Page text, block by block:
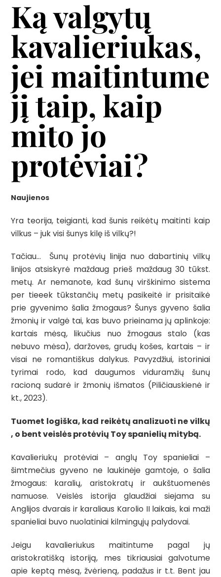
Ką valgytų
kavalieriukas,
jei maitintume
jį taip, kaip
mito jo
protėviai?
Naujienos
Yra teorija, teigianti, kad šunis reikėtų maitinti kaip
vilkus – juk visi šunys kilę iš vilkų?!
Tačiau… Šunų protėvių linija nuo dabartinių vilkų
linijos atsiskyrė maždaug prieš maždaug 30 tūkst.
metų.Ar nemanote, kad šunų virškinimo sistema
per tieeek tūkstančių metų pasikeitė ir prisitaikė
prie gyvenimo šalia žmogaus? Šunys gyveno šalia
žmonių ir valgė tai, kas buvo prieinama jų aplinkoje:
kartais mėsą, likučius nuo žmogaus stalo (kas
nebuvo mėsa), daržoves, grudų košes, kartais – ir
visai ne romantiškus dalykus. Pavyzdžiui, istoriniai
tyrimai rodo, kad daugumos viduramžių šunų
racioną sudarė ir žmonių išmatos (Piličiauskienė ir
kt., 2023).
Tuomet logiška, kad reikėtų analizuoti ne vilkų
, o bent veislės protėvių Toy spanielių mitybą.
Kavalieriukų protėviai – anglų Toy spanieliai –
šimtmečius gyveno ne laukinėje gamtoje, o šalia
žmogaus: karalių, aristokratų ir aukštuomenės
namuose. Veislės istorija glaudžiai siejama su
Anglijos dvarais ir karaliaus Karolio II laikais, kai maži
spanieliai buvo nuolatiniai kilmingųjų palydovai.
Jeigu kavalieriukus maitintume pagal jų
aristokratišką istoriją, mes tikriausiai galvotume
apie keptą mėsą, žvėrieną, padažus ir t.t. Bent jau